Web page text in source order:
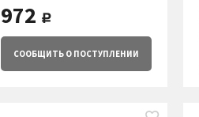
972 руб.
СООБЩИТЬО ПОСТУПЛЕНИИ